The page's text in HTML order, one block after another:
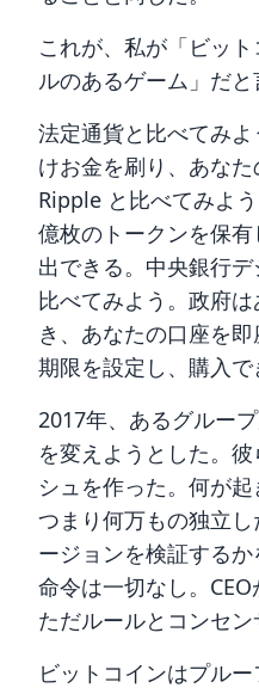
これが、私が「ビッ
ルのあるゲーム」だと
法定通貨と比べてみ
けお金を刷り、あなた
Ripple と比べてみよ
億枚のトークンを保
出できる。中央銀行デ
比べてみよう。政府
き、あなたの口座を
期限を設定し、購入で
2017年、あるグルー
を変えようとした。
シュを作った。何が起
つまり何万もの独立
ージョンを検証する
命令は一切なし。CEO
ただルールとコンセン
ビットコインはプル